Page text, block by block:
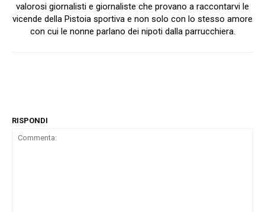
valorosi giornalisti e giornaliste che provano a raccontarvi le
vicende della Pistoia sportiva e non solo con lo stesso amore
con cui le nonne parlano dei nipoti dalla parrucchiera.
RISPONDI